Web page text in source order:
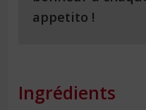
appetito !
Ingrédients